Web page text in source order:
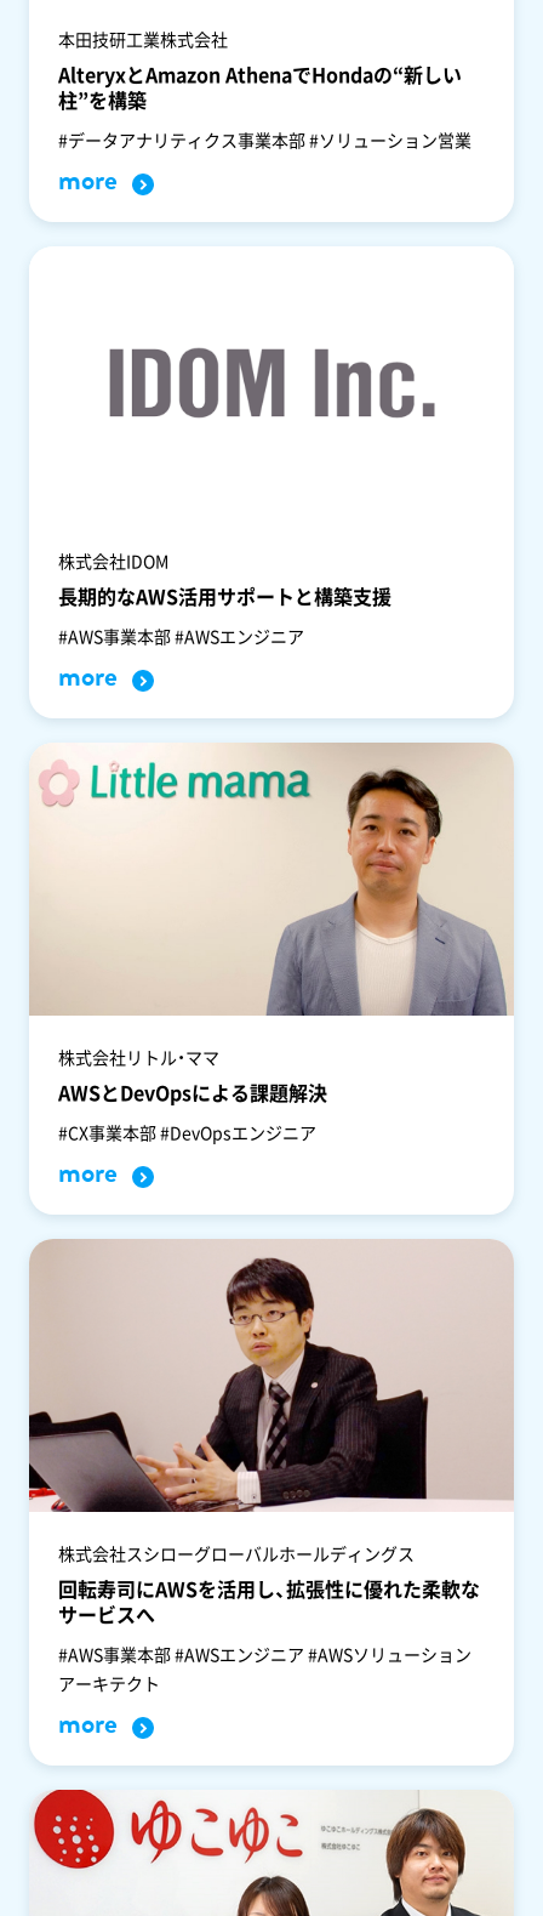
本田技研工業株式会社
AlteryxとAmazon AthenaでHondaの“新しい
柱”を構築
#データアナリティクス事業本部 #ソリューション営業
more
株式会社IDOM
長期的なAWS活用サポートと構築支援
#AWS事業本部 #AWSエンジニア
more
株式会社リトル・ママ
AWSとDevOpsによる課題解決
#CX事業本部 #DevOpsエンジニア
more
株式会社スシローグローバルホールディングス
回転寿司にAWSを活用し、拡張性に優れた柔軟な
サービスへ
#AWS事業本部 #AWSエンジニア #AWSソリューション
アーキテクト
more